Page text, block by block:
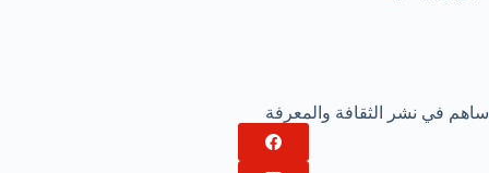
ساهم في نشر الثقافة والمعرفة